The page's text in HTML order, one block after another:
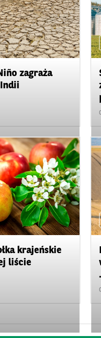
zagraża
krajeńskie
liście